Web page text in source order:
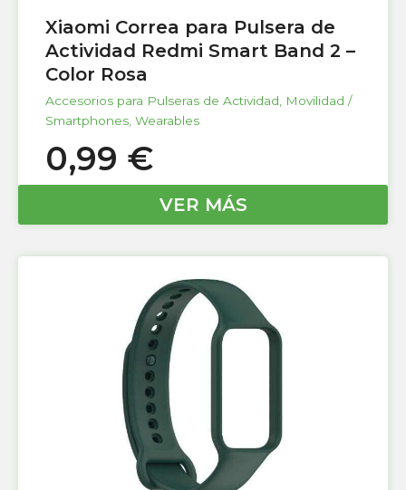
Xiaomi Correa para Pulsera de
Actividad Redmi Smart Band 2 –
Color Rosa
Accesorios para Pulseras de Actividad, Movilidad /
Smartphones, Wearables
0,99 €
VER MÁS